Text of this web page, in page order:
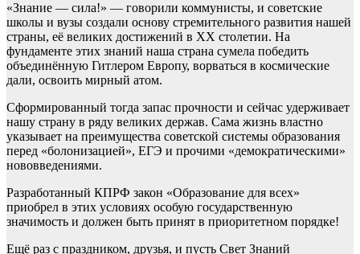
«Знание — сила!» — говорили коммунисты, и советские
школы и вузы создали основу стремительного развития нашей
страны, её великих достижений в ХХ столетии. На
фундаменте этих знаний наша страна сумела победить
объединённую Гитлером Европу, ворваться в космические
дали, освоить мирный атом.
Сформированный тогда запас прочности и сейчас удерживает
нашу страну в ряду великих держав. Сама жизнь властно
указывает на преимущества советской системы образования
перед «болонизацией», ЕГЭ и прочими «демократическими»
нововведениями.
Разработанный КПРФ закон «Образование для всех»
приобрел в этих условиях особую государственную
значимость и должен быть принят в приоритетном порядке!
Ещё раз с праздником, друзья, и пусть Свет Знаний